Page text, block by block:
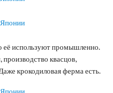
её используют промышленно.
квасцов,
крокодиловая ферма есть.